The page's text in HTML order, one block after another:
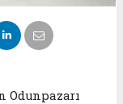
Odunpazarı